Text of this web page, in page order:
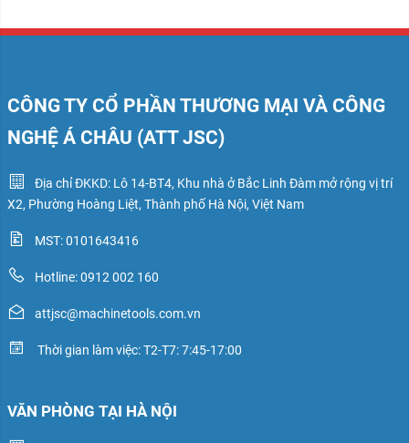
CÔNG TY CỔ PHẦN THƯƠNG MẠI VÀ CÔNG
NGHỆ Á CHÂU (ATT JSC)
Địa chỉ ĐKKD: Lô 14-BT4, Khu nhà ở Bắc Linh Đàm mở rộng vị trí
X2, Phường Hoàng Liệt, Thành phố Hà Nội, Việt Nam
MST: 0101643416
Hotline: 0912 002 160
attjsc@machinetools.com.vn
Thời gian làm việc: T2-T7: 7:45-17:00
VĂN PHÒNG TẠI HÀ NỘI